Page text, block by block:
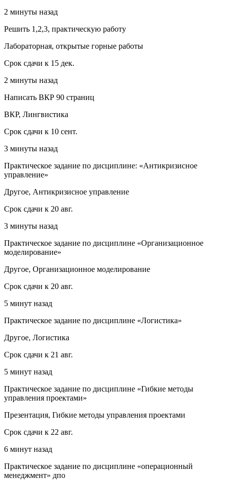
2 минуты назад
Решить 1,2,3, практическую работу
Лабораторная, открытые горные работы
Срок сдачи к 15 дек.
2 минуты назад
Написать ВКР 90 страниц
ВКР, Лингвистика
Срок сдачи к 10 сент.
3 минуты назад
Практическое задание по дисциплине: «Антикризисное
управление»
Другое, Антикризисное управление
Срок сдачи к 20 авг.
3 минуты назад
Практическое задание по дисциплине «Организационное
моделирование»
Другое, Организационное моделирование
Срок сдачи к 20 авг.
5 минут назад
Практическое задание по дисциплине «Логистика»
Другое, Логистика
Срок сдачи к 21 авг.
5 минут назад
Практическое задание по дисциплине «Гибкие методы
управления проектами»
Презентация, Гибкие методы управления проектами
Срок сдачи к 22 авг.
6 минут назад
Практическое задание по дисциплине «операционный
менеджмент» дпо